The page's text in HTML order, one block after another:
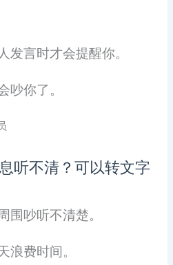
发言时才会提醒你。
吵你了。
听不清？可以转文字
围吵听不清楚。
浪费时间。